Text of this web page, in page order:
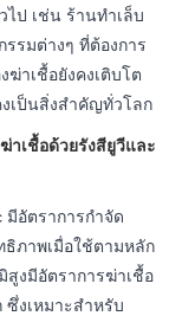
ป เช่น ร้านทำเล็บ
รมต่างๆ ที่ต้องการ
าเชื้อยังคงเติบโต
งเป็นสิ่งสำคัญทั่วโลก
าเชื้อด้วยรังสียูวีและ
มีอัตราการกำจัด
ธิภาพเมื่อใช้ตามหลัก
งมีอัตราการฆ่าเชื้อ
ซึ่งเหมาะสำหรับ